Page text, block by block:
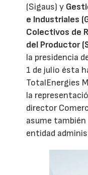
(Sigaus) y
e Industriales
Colectivos de
del Productor
la presidencia
1 de julio ésta
TotalEnergies
la
director
asume también
entidad